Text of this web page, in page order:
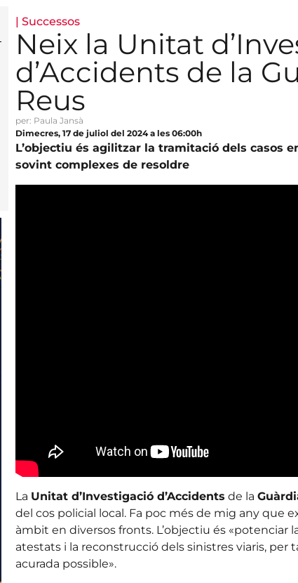
| Successos
Neix la Unitat
d’Accidents de la
Reus
per: Paula Jansà
Dimecres, 17 de juliol del 2024 a les 06:00h
L’objectiu és agilitzar la tramitació dels casos
sovint complexes de resoldre
La Unitat d’Investigació d’Accidents de la
del cos policial local. Fa poc més de mig any que
àmbit en diversos fronts. L’objectiu és «potenciar
atestats i la reconstrucció dels sinistres viaris, per
acurada possible».